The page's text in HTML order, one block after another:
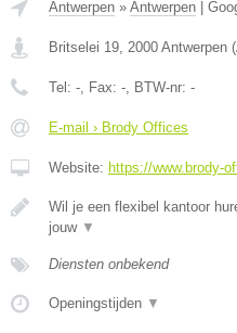
Antwerpen » Antwerpen |
Britselei 19 2000 Antwerpen (
Tel: - , Fax: - , BTW-nr: -
E-mail › Brody Offices
Website: https://www.brody-
Wil je een flexibel kantoor
jouw ▼
Diensten onbekend
Openingstijden ▼